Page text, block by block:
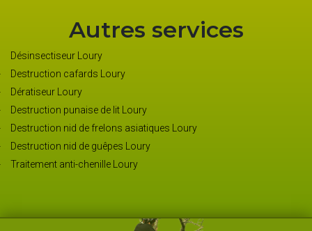
Autres services
Désinsectiseur Loury
Destruction cafards Loury
Dératiseur Loury
Destruction punaise de lit Loury
Destruction nid de frelons asiatiques Loury
Destruction nid de guêpes Loury
Traitement anti-chenille Loury